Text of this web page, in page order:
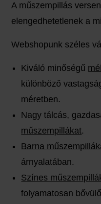
A műszempillás
elengedhetetlenek a
Webshopunk széles
Kiváló minőségű
különböző
méretben.
Nagy tálcás,
műszempillákat.
Barna
árnyalatában.
Színes
folyamatosan